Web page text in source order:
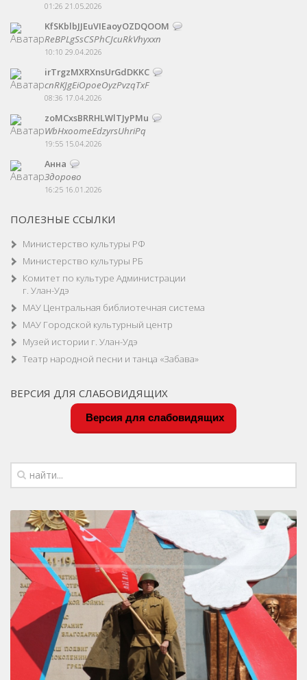
01:26 21.05.2026
KfSKblbJJEuVIEaoyOZDQOOM
ReBPLgSsCSPhCJcuRkVhyxxn
10:10 29.04.2026
irTrgzMXRXnsUrGdDKKC
cnRKJgEiOpoeOyzPvzqTxF
08:36 17.04.2026
zoMCxsBRRHLWlTJyPMu
WbHxoomeEdzyrsUhriPq
19:55 15.04.2026
Анна
Здорово
16:25 16.01.2026
ПОЛЕЗНЫЕ ССЫЛКИ
Министерство культуры РФ
Министерство культуры РБ
Комитет по культуре Администрации
г. Улан-Удэ
МАУ Центральная библиотечная система
МАУ Городской культурный центр
Музей истории г. Улан-Удэ
Театр народной песни и танца «Забава»
ВЕРСИЯ ДЛЯ СЛАБОВИДЯЩИХ
Версия для слабовидящих